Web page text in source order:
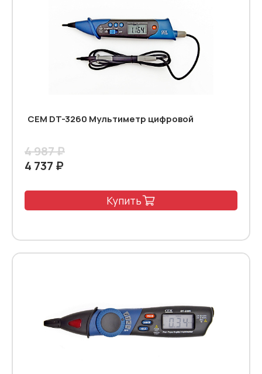
CEM DT-3260 Мультиметр цифровой
4 987 ₽
4 737 ₽
Купить